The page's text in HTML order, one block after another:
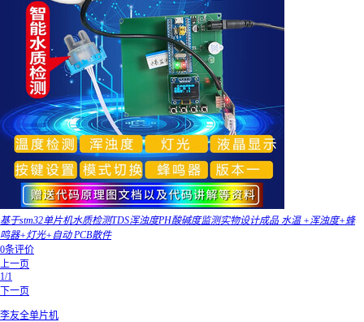
基于stm32单片机水质检测TDS浑浊度PH酸碱度监测实物设计成品 水温 +浑浊度+蜂
鸣器+灯光+自动 PCB散件
0条评价
上一页
1/1
下一页
李友全单片机